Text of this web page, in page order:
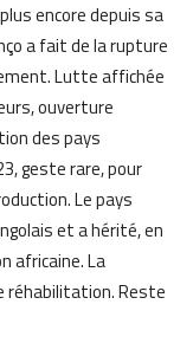
encore depuis sa
a fait de la rupture
Lutte affichée
ouverture
des pays
geste rare, pour
Le pays
et a hérité, en
africaine. La
réhabilitation. Reste